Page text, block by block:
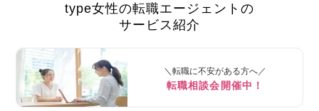
type女性の転職エージェントの
サービス紹介
＼転職に不安がある方へ／
転職相談会開催中！